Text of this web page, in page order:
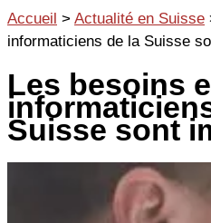
Aller
au
Accueil > Actualité en Suisse
informaticiens de la Suisse
Les besoins
Suisse sont